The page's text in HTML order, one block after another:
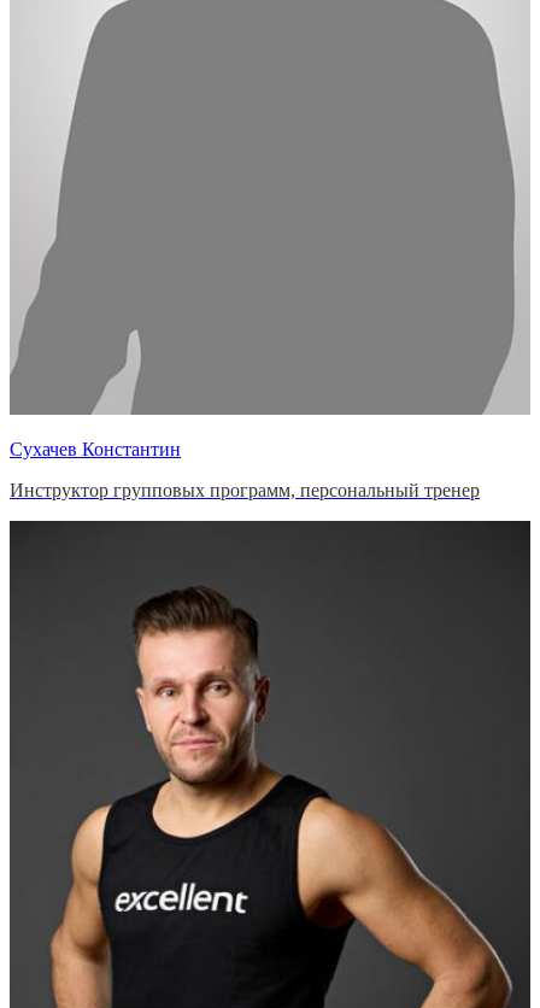
Сухачев Константин
Инструктор групповых программ, персональный тренер